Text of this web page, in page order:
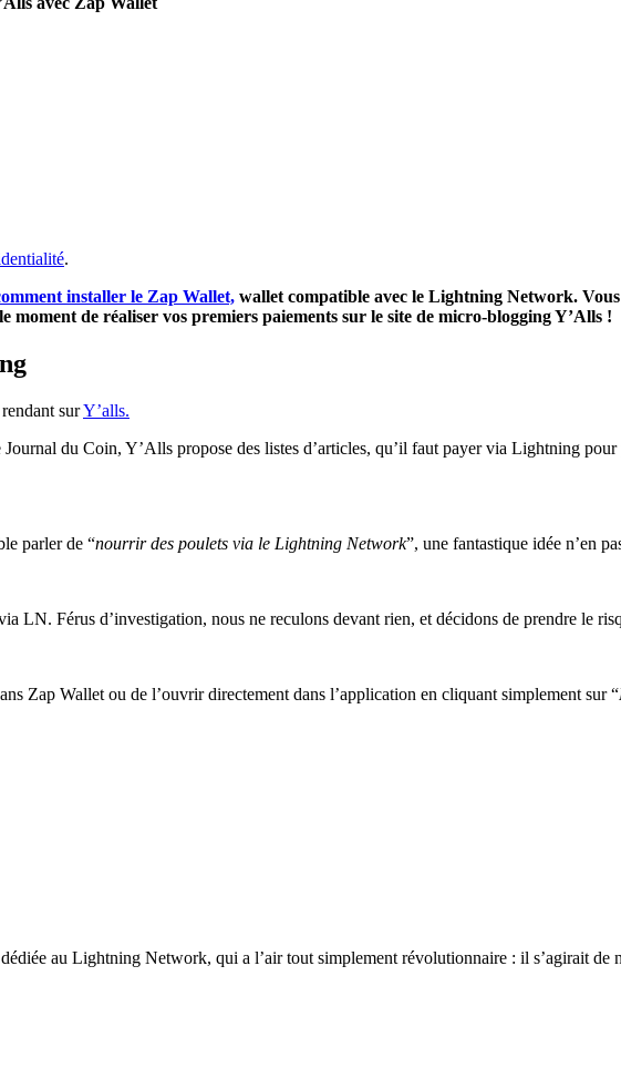
.
installer le Zap Wallet, wallet compatible avec le Lightning Network.
de réaliser vos premiers paiements sur le site de micro-blogging Y’Alls !
surY’alls.
du Coin, Y’Alls propose des listes d’articles, qu’il faut payer via Lightning
parler de “nourrir des poulets via le Lightning Network”, une fantastique idée n’en
LN. Férus d’investigation, nous ne reculons devant rien, et décidons de prendre le
Zap Wallet ou de l’ouvrir directement dans l’application en cliquant simplement sur “
au Lightning Network, qui a l’air tout simplement révolutionnaire : il s’agirait de